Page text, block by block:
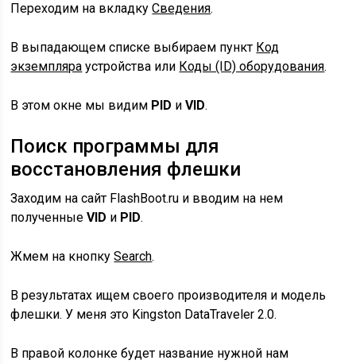
Переходим на вкладкуСведения.
В выпадающем списке выбираем пункт Код
экземпляра устройства или Коды (ID) оборудования.
В этом окне мы видим PID иVID.
Поиск программы для
восстановления флешки
Заходим на сайт FlashBoot.ru и вводим на нем
полученныеVID и PID.
Жмем на кнопкуSearch.
В результатах ищем своего производителя и модель
флешки. У меня это Kingston DataTraveler 2.0.
В правой колонке будет название нужной нам